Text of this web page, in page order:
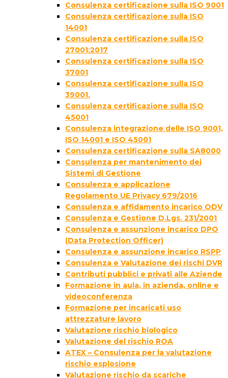
Consulenza certificazione sulla ISO 9001
Consulenza certificazione sulla ISO
14001
Consulenza certificazione sulla ISO
27001:2017
Consulenza certificazione sulla ISO
37001
Consulenza certificazione sulla ISO
39001.
Consulenza certificazione sulla ISO
45001
Consulenza integrazione delle ISO 9001,
ISO 14001 e ISO 45001
Consulenza certificazione sulla SA8000
Consulenza per mantenimento dei
Sistemi di Gestione
Consulenza e applicazione
Regolamento UE Privacy 679/2016
Consulenza e affidamento incarico ODV
Consulenza e Gestione D.Lgs. 231/2001
Consulenza e assunzione incarico DPO
(Data Protection Officer)
Consulenza e assunzione incarico RSPP
Consulenza e Valutazione dei rischi DVR
Contributi pubblici e privati alle Aziende
Formazione in aula, in azienda, online e
videoconferenza
Formazione per incaricati uso
attrezzature lavoro
Valutazione rischio biologico
Valutazione del rischio ROA
ATEX – Consulenza per la valutazione
rischio esplosione
Valutazione rischio da scariche